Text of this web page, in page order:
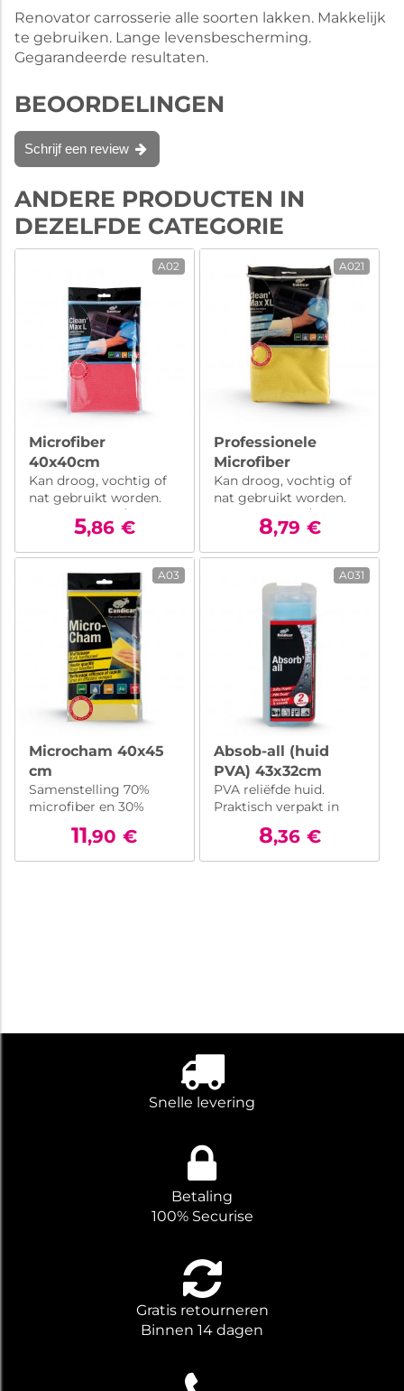
Renovator carrosserie alle soorten lakken. Makkelijk
te gebruiken. Lange levensbescherming.
Gegarandeerde resultaten.
BEOORDELINGEN
Schrijf een review
ANDERE PRODUCTEN IN
DEZELFDE CATEGORIE
A02
Microfiber
40x40cm
Kan droog, vochtig of
nat gebruikt worden.
Gewicht 310 gr/m2
5,86 €
A021
Professionele
Microfiber
50x70cm
Kan droog, vochtig of
nat gebruikt worden.
Gewicht 310 gr/m2
8,79 €
A03
Microcham 40x45
cm
Samenstelling 70%
microfiber en 30%
hoogwaardig
polyurethaan
11,90 €
A031
Absob-all (huid
PVA) 43x32cm
PVA reliëfde huid.
Praktisch verpakt in
een etui.8,36 €
Snelle levering
Betaling
100% Securise
Gratis retourneren
Binnen 14 dagen